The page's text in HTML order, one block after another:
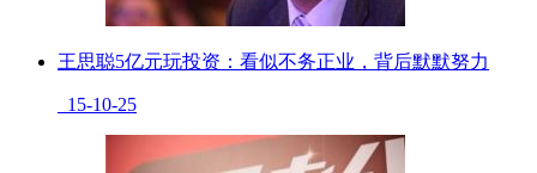
王思聪5亿元玩投资：看似不务正业，背后默默努力
15-10-25